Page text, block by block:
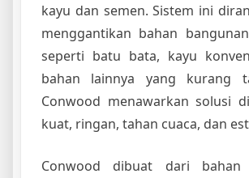
kayu dan semen. Sistem ini
menggantikan bahan
seperti batu bata, kayu
bahan lainnya yang kurang
Conwood menawarkan solusi
kuat, ringan, tahan cuaca, dan
Conwood dibuat dari bahan